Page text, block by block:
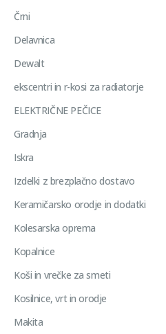
Črni
Delavnica
Dewalt
ekscentri in r-kosi za radiatorje
ELEKTRIČNE PEČICE
Gradnja
Iskra
Izdelki z brezplačno dostavo
Keramičarsko orodje in dodatki
Kolesarska oprema
Kopalnice
Koši in vrečke za smeti
Kosilnice, vrt in orodje
Makita